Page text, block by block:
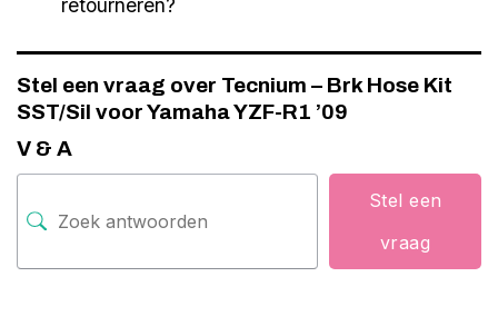
retourneren?
Stel een vraag over Tecnium – Brk Hose Kit
SST/Sil voor Yamaha YZF-R1 ’09
V & A
Stel een
vraag